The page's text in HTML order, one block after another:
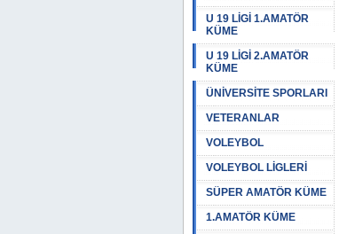
U 19 LİGİ 1.AMATÖR
KÜME
U 19 LİGİ 2.AMATÖR
KÜME
ÜNİVERSİTE SPORLARI
VETERANLAR
VOLEYBOL
VOLEYBOL LİGLERİ
SÜPER AMATÖR KÜME
1.AMATÖR KÜME